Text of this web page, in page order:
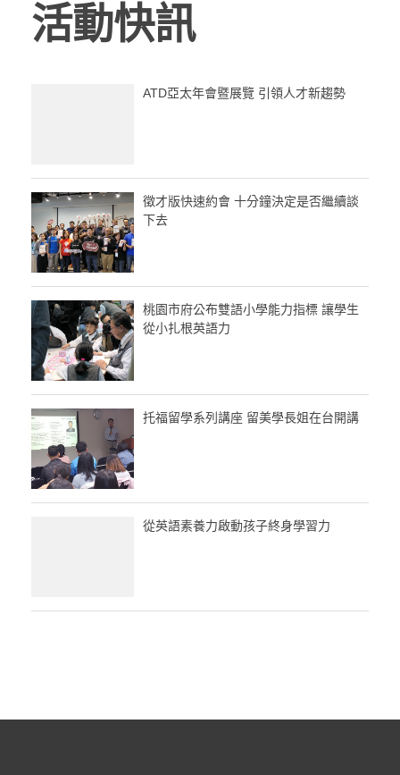
活動快訊
ATD亞太年會暨展覽 引領人才新趨勢
徵才版快速約會 十分鐘決定是否繼續談
下去
桃園市府公布雙語小學能力指標 讓學生
從小扎根英語力
托福留學系列講座 留美學長姐在台開講
從英語素養力啟動孩子終身學習力